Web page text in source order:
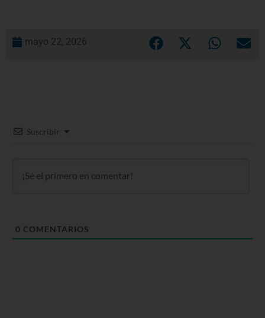
mayo 22, 2026
Suscribir
0 COMENTARIOS